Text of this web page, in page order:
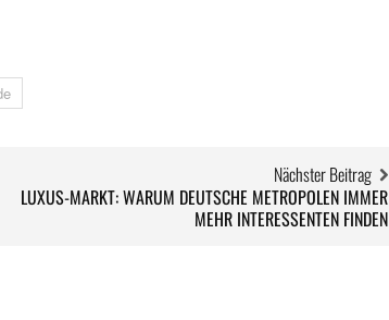
Nächster Beitrag
LUXUS-MARKT: WARUM DEUTSCHE METROPOLEN IMMER
MEHR INTERESSENTEN FINDEN